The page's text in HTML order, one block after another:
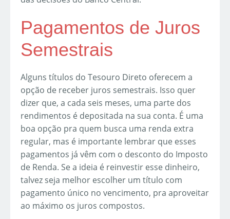
Pagamentos de Juros
Semestrais
Alguns títulos do Tesouro Direto oferecem a
opção de receber juros semestrais. Isso quer
dizer que, a cada seis meses, uma parte dos
rendimentos é depositada na sua conta. É uma
boa opção pra quem busca uma renda extra
regular, mas é importante lembrar que esses
pagamentos já vêm com o desconto do Imposto
de Renda. Se a ideia é reinvestir esse dinheiro,
talvez seja melhor escolher um título com
pagamento único no vencimento, pra aproveitar
ao máximo os juros compostos.